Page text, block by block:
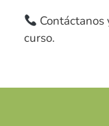
Contáctanos
curso.